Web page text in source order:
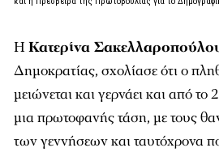
ΗΚατερίνα
Δημοκρατίας, σχολίασε ότι ο
μειώνεται και γερνάει και από το
μια πρωτοφανής τάση, με τους
των γεννήσεων και ταυτόχρονα